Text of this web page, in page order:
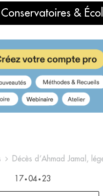
Conservatoires &
numéro du mois
Décès d’Ahmad Jamal,
17 • 04 • 23